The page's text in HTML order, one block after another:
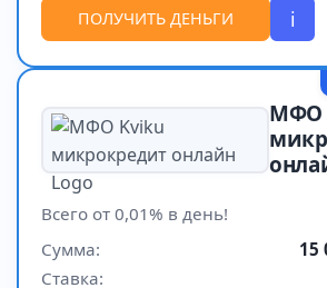
ПОЛУЧИТЬ ДЕНЬГИ i
МФО
Всего от 0,01% в день!
Сумма:
15
Ставка: